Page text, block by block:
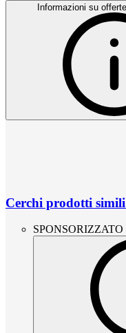
Informazioni su
Cerchi prodotti
SPONSORIZZATO